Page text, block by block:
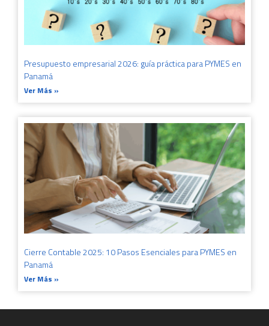
Presupuesto empresarial 2026: guía práctica para PYMES en
Panamá
Ver Más »
Cierre Contable 2025: 10 Pasos Esenciales para PYMES en
Panamá
Ver Más »